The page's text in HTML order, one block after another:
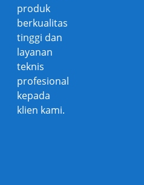
produk
berkualitas
tinggi dan
layanan
teknis
profesional
kepada
klien kami.